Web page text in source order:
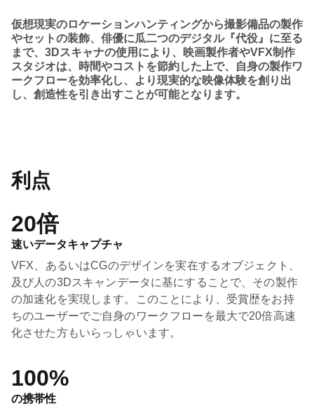
仮想現実のロケーションハンティングから撮影備品の製作
やセットの装飾、俳優に瓜二つのデジタル『代役』に至る
まで、3Dスキャナの使用により、映画製作者やVFX制作
スタジオは、時間やコストを節約した上で、自身の製作ワ
ークフローを効率化し、より現実的な映像体験を創り出
し、創造性を引き出すことが可能となります。
利点
20倍
速いデータキャプチャ
VFX、あるいはCGのデザインを実在するオブジェクト、
及び人の3Dスキャンデータに基にすることで、その製作
の加速化を実現します。このことにより、受賞歴をお持
ちのユーザーでご自身のワークフローを最大で20倍高速
化させた方もいらっしゃいます。
100%
の携帯性